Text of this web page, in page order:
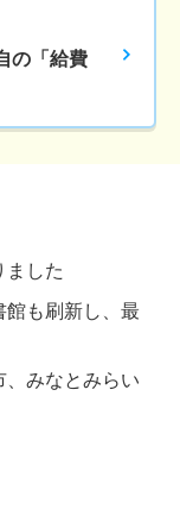
の「給費
ました
館も刷新し、最
、みなとみらい